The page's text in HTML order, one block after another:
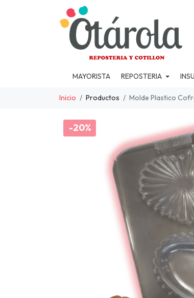
MAYORISTA REPOSTERIA
Inicio Productos Molde Plastico
-20%